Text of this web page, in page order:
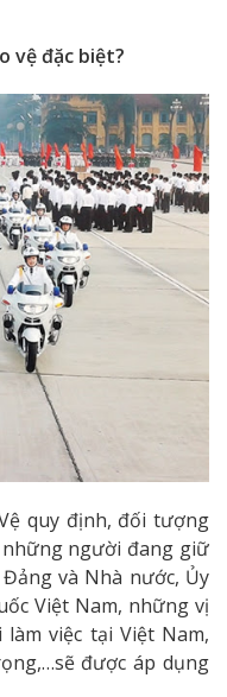
vệ đặc biệt?
quy định, đối tượng
những người đang giữ
và Nhà nước, Ủy
Việt Nam, những vị
việc tại Việt Nam,
được áp dụng